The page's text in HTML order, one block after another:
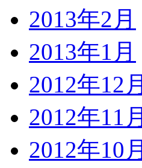
2013年2月
2013年1月
2012年12月
2012年11月
2012年10月